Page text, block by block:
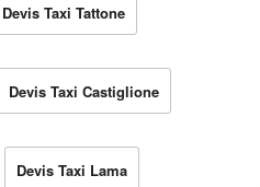
Devis Taxi Tattone
Devis Taxi Castiglione
Devis Taxi Lama